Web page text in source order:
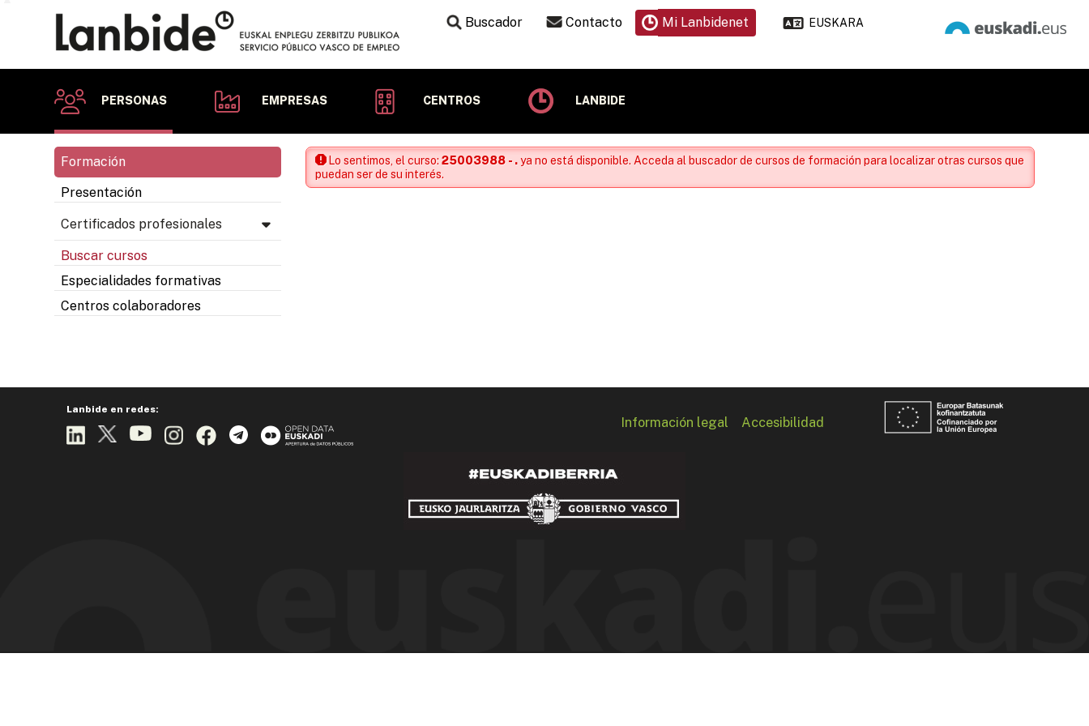
Buscador Contacto Mi Lanbidenet EUSKARA
PERSONAS EMPRESAS CENTROS LANBIDE
Formación
Presentación
Certificados profesionales
Buscar cursos
Especialidades formativas
Centros colaboradores
Lo sentimos, el curso:25003988 - .ya no está disponible. Acceda al buscador de cursos de formación para localizar otras cursos que
puedan ser de su interés.
Lanbide en redes:
Información legal Accesibilidad